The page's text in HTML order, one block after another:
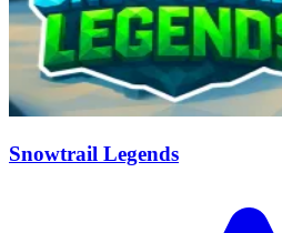
Snowtrail Legends